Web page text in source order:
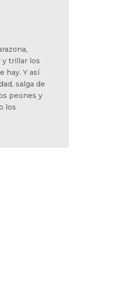
y trillar los
hay. Y así
salga de
peones y
los